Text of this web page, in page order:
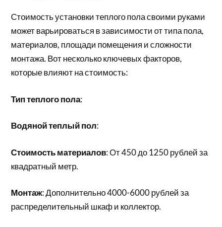
Стоимость установки теплого пола своими руками
может варьироваться в зависимости от типа пола,
материалов, площади помещения и сложности
монтажа. Вот несколько ключевых факторов,
которые влияют на стоимость:
Тип теплого пола:
Водяной теплый пол:
Стоимость материалов: От 450 до 1250 рублей за
квадратный метр.
Монтаж: Дополнительно 4000-6000 рублей за
распределительный шкаф и коллектор.